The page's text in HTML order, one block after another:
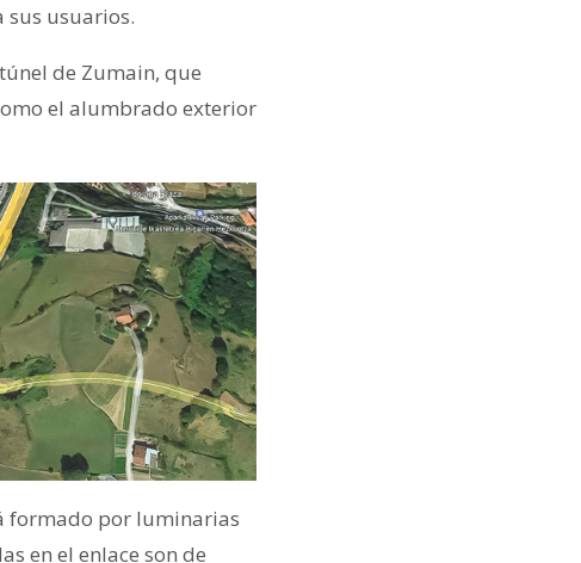
usuarios.
de Zumain, que
el alumbrado exterior
formado por luminarias
en el enlace son de